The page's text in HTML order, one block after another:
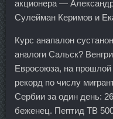
акционера —
Сулейман Керимов и
Курс анапалон
аналоги Сальск?
Евросоюза, на
рекорд по числу
Сербии за один день:
беженец. Пептид TB